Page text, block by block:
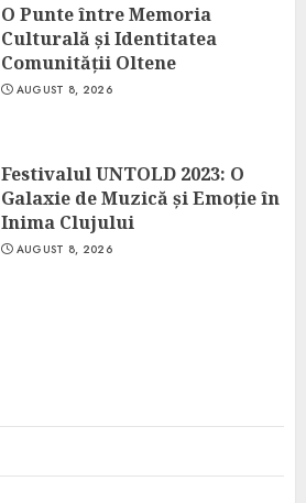
O Punte între Memoria
Culturală și Identitatea
Comunității Oltene
AUGUST 8, 2026
Festivalul UNTOLD 2023: O
Galaxie de Muzică și Emoție în
Inima Clujului
AUGUST 8, 2026